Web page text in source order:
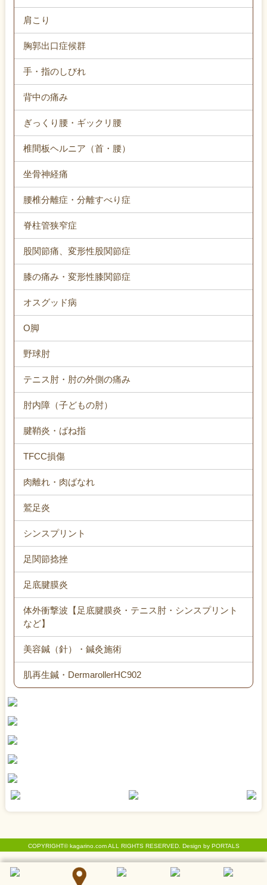
肩こり
胸郭出口症候群
手・指のしびれ
背中の痛み
ぎっくり腰・ギックリ腰
椎間板ヘルニア（首・腰）
坐骨神経痛
腰椎分離症・分離すべり症
脊柱管狭窄症
股関節痛、変形性股関節症
膝の痛み・変形性膝関節症
オスグッド病
O脚
野球肘
テニス肘・肘の外側の痛み
肘内障（子どもの肘）
腱鞘炎・ばね指
TFCC損傷
肉離れ・肉ばなれ
鷲足炎
シンスプリント
足関節捻挫
足底腱膜炎
体外衝撃波【足底腱膜炎・テニス肘・シンスプリント
など】
美容鍼（針）・鍼灸施術
肌再生鍼・DermarollerHC902
COPYRIGHT© kagarino.com ALL RIGHTS RESERVED. Design by PORTALS